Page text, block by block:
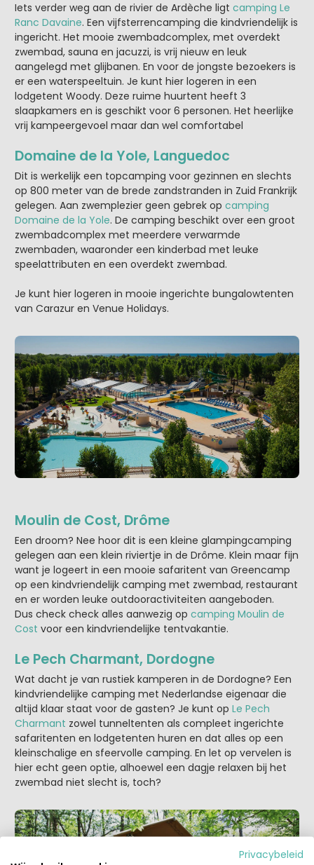
Iets verder weg aan de rivier de Ardèche ligt camping Le
Ranc Davaine. Een vijfsterrencamping die kindvriendelijk is
ingericht. Het mooie zwembadcomplex, met overdekt
zwembad, sauna en jacuzzi, is vrij nieuw en leuk
aangelegd met glijbanen. En voor de jongste bezoekers is
er een waterspeeltuin. Je kunt hier logeren in een
lodgetent Woody. Deze ruime huurtent heeft 3
slaapkamers en is geschikt voor 6 personen. Het heerlijke
vrij kampeergevoel maar dan wel comfortabel
Domaine de la Yole, Languedoc
Dit is werkelijk een topcamping voor gezinnen en slechts
op 800 meter van de brede zandstranden in Zuid Frankrijk
gelegen. Aan zwemplezier geen gebrek op camping
Domaine de la Yole. De camping beschikt over een groot
zwembadcomplex met meerdere verwarmde
zwembaden, waaronder een kinderbad met leuke
speelattributen en een overdekt zwembad.
Je kunt hier logeren in mooie ingerichte bungalowtenten
van Carazur en Venue Holidays.
Moulin de Cost, Drôme
Een droom? Nee hoor dit is een kleine glampingcamping
gelegen aan een klein riviertje in de Drôme. Klein maar fijn
want je logeert in een mooie safaritent van Greencamp
op een kindvriendelijk camping met zwembad, restaurant
en er worden leuke outdooractiviteiten aangeboden.
Dus check check alles aanwezig op camping Moulin de
Cost voor een kindvriendelijke tentvakantie.
Le Pech Charmant, Dordogne
Wat dacht je van rustiek kamperen in de Dordogne? Een
kindvriendelijke camping met Nederlandse eigenaar die
altijd klaar staat voor de gasten? Je kunt op Le Pech
Charmant zowel tunneltenten als compleet ingerichte
safaritenten en lodgetenten huren en dat alles op een
kleinschalige en sfeervolle camping. En let op vervelen is
hier echt geen optie, alhoewel een dagje relaxen bij het
zwembad niet slecht is, toch?
Privacybeleid